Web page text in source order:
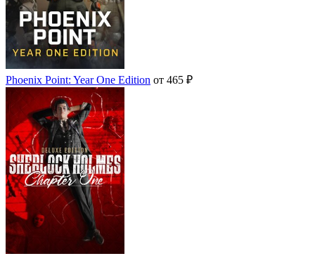
Phoenix Point: Year One Edition от 465 ₽